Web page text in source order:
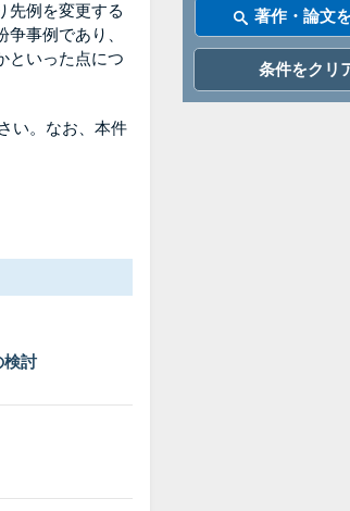
先例を変更する
事例であり、
といった点につ
い。なお、本件
検討
条件をクリ